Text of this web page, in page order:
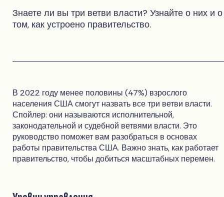
Знаете ли вы три ветви власти? Узнайте о них и о
том, как устроено правительство.
В 2022 году менее половины (47%) взрослого
населения США смогут назвать все три ветви власти.
Спойлер: они называются исполнительной,
законодательной и судебной ветвями власти. Это
руководство поможет вам разобраться в основах
работы правительства США. Важно знать, как работает
правительство, чтобы добиться масштабных перемен.